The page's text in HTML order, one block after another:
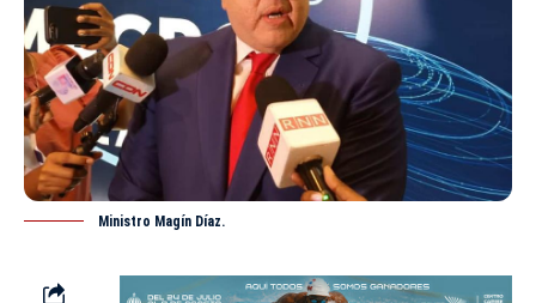
Ministro Magín Díaz.